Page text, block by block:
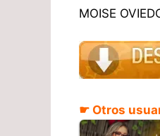
MOISE
☛ Otros